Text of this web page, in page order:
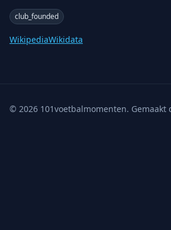
club_founded
WikipediaWikidata
© 2026 101voetbalmomenten. Gemaakt